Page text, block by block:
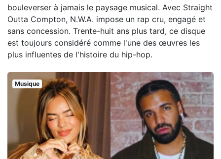
bouleverser à jamais le paysage musical. Avec Straight
Outta Compton, N.W.A. impose un rap cru, engagé et
sans concession. Trente-huit ans plus tard, ce disque
est toujours considéré comme l'une des œuvres les
plus influentes de l'histoire du hip-hop.
Musique